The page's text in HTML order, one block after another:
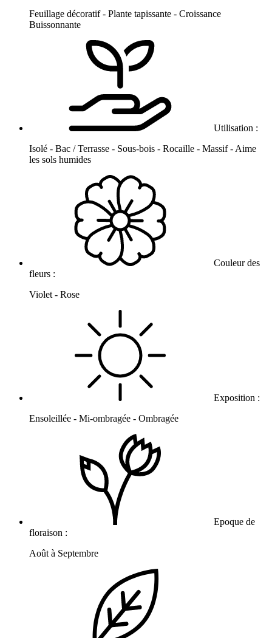
Feuillage décoratif - Plante tapissante - Croissance
Buissonnante
Utilisation :
Isolé - Bac / Terrasse - Sous-bois - Rocaille - Massif - Aime
les sols humides
Couleur des
fleurs :
Violet - Rose
Exposition :
Ensoleillée - Mi-ombragée - Ombragée
Epoque de
floraison :
Août à Septembre